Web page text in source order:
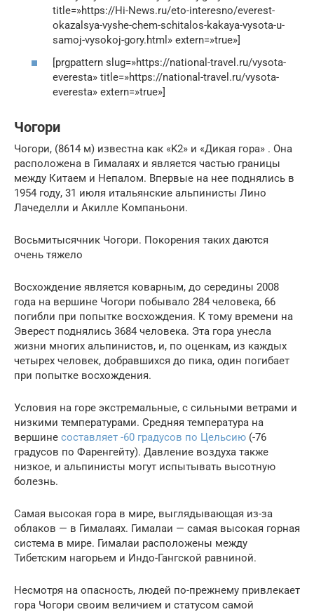
title=»https://Hi-News.ru/eto-interesno/everest-
okazalsya-vyshe-chem-schitalos-kakaya-vysota-u-
samoj-vysokoj-gory.html» extern=»true»]
[prgpattern slug=»https://national-travel.ru/vysota-
everesta» title=»https://national-travel.ru/vysota-
everesta» extern=»true»]
Чогори
Чогори, (8614 м) известна как «K2» и «Дикая гора» . Она
расположена в Гималаях и является частью границы
между Китаем и Непалом. Впервые на нее поднялись в
1954 году, 31 июля итальянские альпинисты Лино
Лачеделли и Акилле Компаньони.
Восьмитысячник Чогори. Покорения таких даются
очень тяжело
Восхождение является коварным, до середины 2008
года на вершине Чогори побывало 284 человека, 66
погибли при попытке восхождения. К тому времени на
Эверест поднялись 3684 человека. Эта гора унесла
жизни многих альпинистов, и, по оценкам, из каждых
четырех человек, добравшихся до пика, один погибает
при попытке восхождения.
Условия на горе экстремальные, с сильными ветрами и
низкими температурами. Средняя температура на
вершине составляет -60 градусов по Цельсию (-76
градусов по Фаренгейту). Давление воздуха также
низкое, и альпинисты могут испытывать высотную
болезнь.
Самая высокая гора в мире, выглядывающая из-за
облаков — в Гималаях. Гималаи — самая высокая горная
система в мире. Гималаи расположены между
Тибетским нагорьем и Индо-Гангской равниной.
Несмотря на опасность, людей по-прежнему привлекает
гора Чогори своим величием и статусом самой